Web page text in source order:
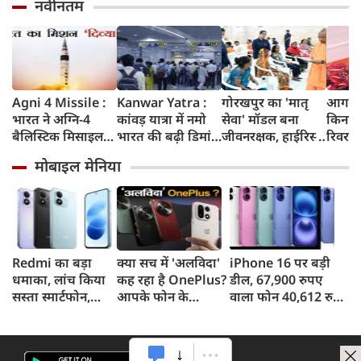
नवीनतम
Agni 4 Missile :
भारत ने अग्नि-4
बैलिस्टिक मिसाइल
किया, 4,000 KM
तक मारक क्षमता
Kanwar Yatra :
कांवड़ यात्रा में नमो
भारत की बढ़ी डिमांड,
कई स्टेशनों पर 50%
तक बढ़ी यात्रियों की
संख्या
गोरखपुर का 'मातृ
सेवा' मॉडल बना
जीवनरक्षक, हाईरिस्क
इलाज से बची 77
जिंदगियां
आगरा
रिवर
करेगी
मोबाइल मेनिया
Redmi का बड़ा
धमाका, लांच किया
सस्ता स्मार्टफोन,
क्या सच में 'अलविदा'
कह रहा है OnePlus?
आपके फोन के
iPhone 16 पर बड़ी
डील, 67,900 रुपए
वाला फोन 40,612 रुपए